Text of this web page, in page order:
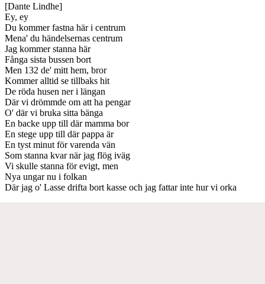
[Dante Lindhe]
Ey, ey
Du kommer fastna här i centrum
Mena' du händelsernas centrum
Jag kommer stanna här
Fånga sista bussen bort
Men 132 de' mitt hem, bror
Kommer alltid se tillbaks hit
De röda husen ner i längan
Där vi drömmde om att ha pengar
O' där vi bruka sitta bänga
En backe upp till där mamma bor
En stege upp till där pappa är
En tyst minut för varenda vän
Som stanna kvar när jag flög iväg
Vi skulle stanna för evigt, men
Nya ungar nu i folkan
Där jag o' Lasse drifta bort kasse och jag fattar inte hur vi orka